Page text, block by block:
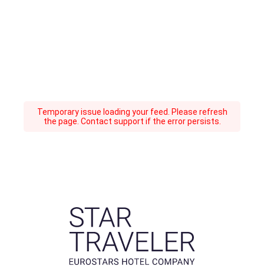
Temporary issue loading your feed. Please refresh
the page. Contact support if the error persists.